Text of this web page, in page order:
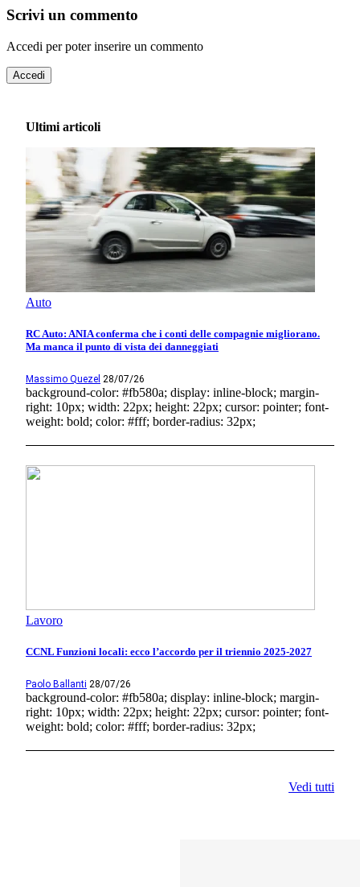
Scrivi un commento
Accedi per poter inserire un commento
Accedi
Ultimi articoli
Auto
RC Auto: ANIA conferma che i conti delle compagnie migliorano.
Ma manca il punto di vista dei danneggiati
Massimo Quezel 28/07/26
background-color: #fb580a; display: inline-block; margin-
right: 10px; width: 22px; height: 22px; cursor: pointer; font-
weight: bold; color: #fff; border-radius: 32px;
Lavoro
CCNL Funzioni locali: ecco l’accordo per il triennio 2025-2027
Paolo Ballanti 28/07/26
background-color: #fb580a; display: inline-block; margin-
right: 10px; width: 22px; height: 22px; cursor: pointer; font-
weight: bold; color: #fff; border-radius: 32px;
Vedi tutti